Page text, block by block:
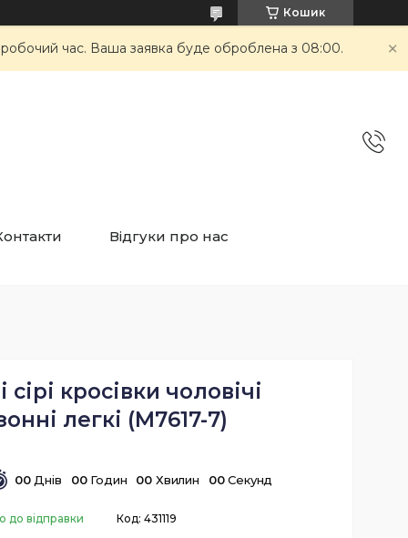
Кошик
час. Ваша заявка буде оброблена з 08:00.
Відгуки про нас
сірі кросівки чоловічі
легкі (M7617-7)
00 Днів 00 Годин 00 Хвилин 00 Секунд
до відправки Код: 431119